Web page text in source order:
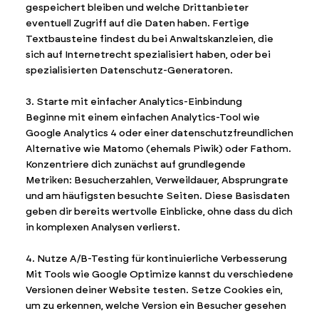
gespeichert bleiben und welche Drittanbieter
eventuell Zugriff auf die Daten haben. Fertige
Textbausteine findest du bei Anwaltskanzleien, die
sich auf Internetrecht spezialisiert haben, oder bei
spezialisierten Datenschutz-Generatoren.
3. Starte mit einfacher Analytics-Einbindung
Beginne mit einem einfachen Analytics-Tool wie
Google Analytics 4 oder einer datenschutzfreundlichen
Alternative wie Matomo (ehemals Piwik) oder Fathom.
Konzentriere dich zunächst auf grundlegende
Metriken: Besucherzahlen, Verweildauer, Absprungrate
und am häufigsten besuchte Seiten. Diese Basisdaten
geben dir bereits wertvolle Einblicke, ohne dass du dich
in komplexen Analysen verlierst.
4. Nutze A/B-Testing für kontinuierliche Verbesserung
Mit Tools wie Google Optimize kannst du verschiedene
Versionen deiner Website testen. Setze Cookies ein,
um zu erkennen, welche Version ein Besucher gesehen